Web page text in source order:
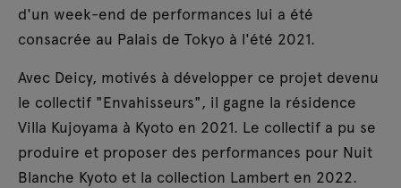
d'un week-end de performances lui a été
consacrée au Palais de Tokyo à l'été 2021.
Avec Deicy, motivés à développer ce projet devenu
le collectif "Envahisseurs", il gagne la résidence
Villa Kujoyama à Kyoto en 2021. Le collectif a pu se
produire et proposer des performances pour Nuit
Blanche Kyoto et la collection Lambert en 2022.